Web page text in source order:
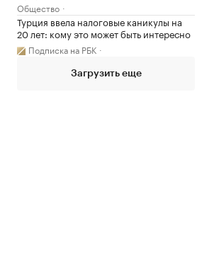
Общество
Турция ввела налоговые каникулы на
20 лет: кому это может быть интересно
Подписка на РБК
Загрузить еще